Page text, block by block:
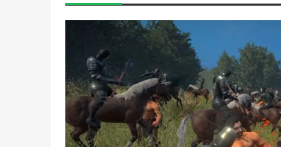
v1.115.1版本
1、最高画质光影优化
2、植物生长时间调整
本站为您提供骑战烈火之剑 中文版的 手机